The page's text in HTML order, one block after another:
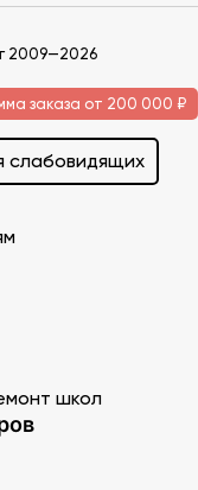
2009—2026
заказа от 200 000 ₽
слабовидящих
школ